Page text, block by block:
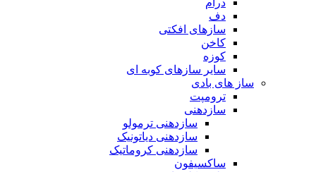
دف
سازهای افکتی
کاخن
کوزه
سایر سازهای کوبه ای
ساز های بادی
ترومپت
سازدهنی
سازدهنی ترمولو
سازدهنی دیاتونیک
سازدهنی کروماتیک
ساکسیفون